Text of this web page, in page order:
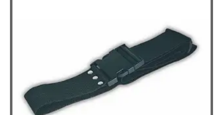
worden
op
productpagina